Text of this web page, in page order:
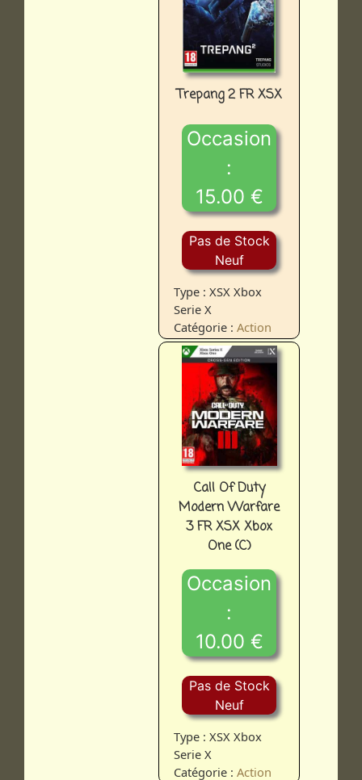
Trepang 2 FR XSX
Occasion
:
15.00 €
Pas de Stock
Neuf
Type : XSX Xbox
Serie X
Catégorie :Action
Call Of Duty
Modern Warfare
3 FR XSX Xbox
One (C)
Occasion
:
10.00 €
Pas de Stock
Neuf
Type : XSX Xbox
Serie X
Catégorie :Action